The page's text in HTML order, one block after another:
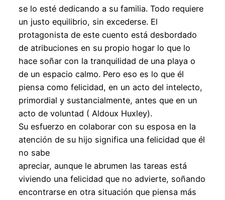
se lo esté dedicando a su familia. Todo requiere
un justo equilibrio, sin excederse. El
protagonista de este cuento está desbordado
de atribuciones en su propio hogar lo que lo
hace soñar con la tranquilidad de una playa o
de un espacio calmo. Pero eso es lo que él
piensa como felicidad, en un acto del intelecto,
primordial y sustancialmente, antes que en un
acto de voluntad ( Aldoux Huxley).
Su esfuerzo en colaborar con su esposa en la
atención de su hijo significa una felicidad que él
no sabe
apreciar, aunque le abrumen las tareas está
viviendo una felicidad que no advierte, soñando
encontrarse en otra situación que piensa más